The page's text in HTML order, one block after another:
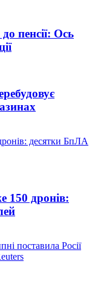
пенсії: Ось
150 дронів: